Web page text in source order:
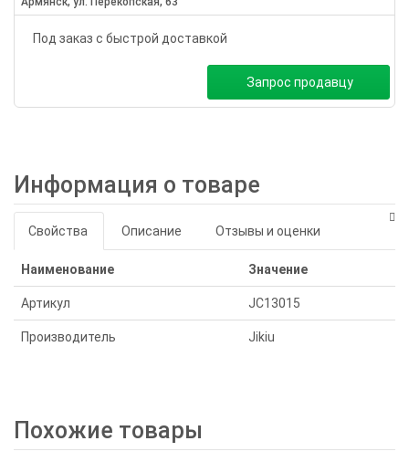
Под заказ с быстрой доставкой
Запрос продавцу
Информация о товаре
Свойства Описание Отзывы и оценки
Наименование Значение
Артикул JC13015
Производитель Jikiu
Похожие товары